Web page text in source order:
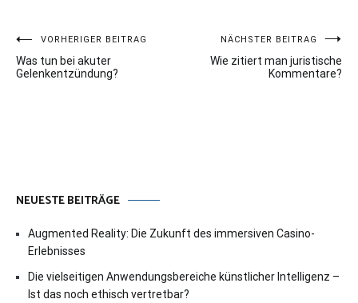
Beitragsnavigation
VORHERIGER BEITRAG
Was tun bei akuter
Gelenkentzündung?
NÄCHSTER BEITRAG
Wie zitiert man juristische
Kommentare?
NEUESTE BEITRÄGE
Augmented Reality: Die Zukunft des immersiven Casino-
Erlebnisses
Die vielseitigen Anwendungsbereiche künstlicher Intelligenz –
Ist das noch ethisch vertretbar?